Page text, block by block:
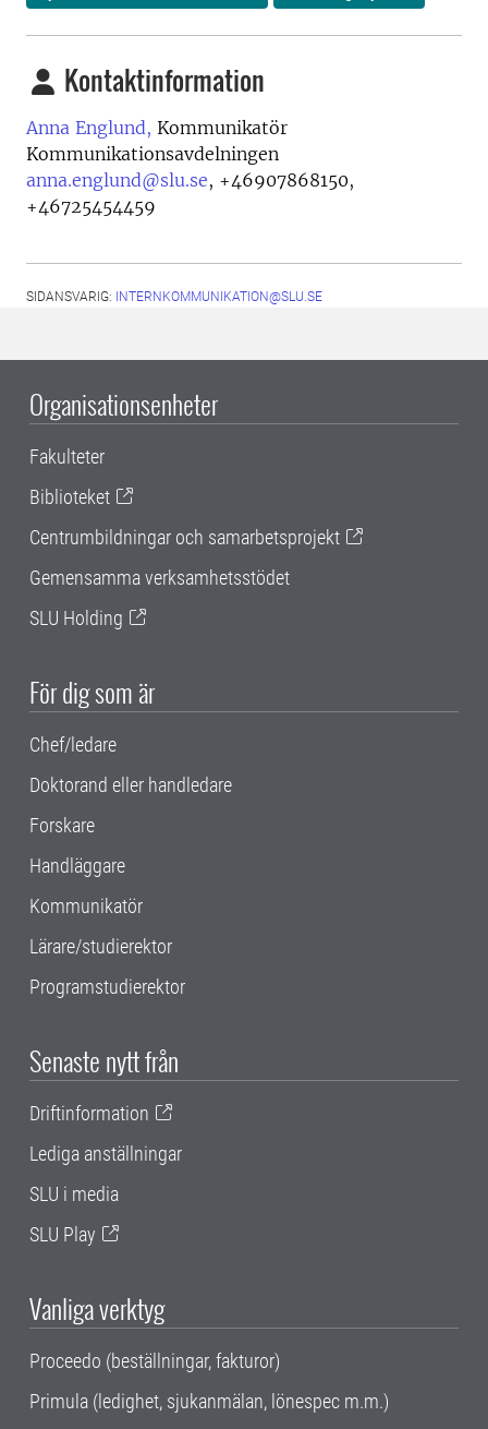
Kontaktinformation
Anna Englund, Kommunikatör
Kommunikationsavdelningen
anna.englund@slu.se, +46907868150,
+46725454459
SIDANSVARIG: INTERNKOMMUNIKATION@SLU.SE
Organisationsenheter
Fakulteter
Biblioteket
Centrumbildningar och samarbetsprojekt
Gemensamma verksamhetsstödet
SLU Holding
För dig som är
Chef/ledare
Doktorand eller handledare
Forskare
Handläggare
Kommunikatör
Lärare/studierektor
Programstudierektor
Senaste nytt från
Driftinformation
Lediga anställningar
SLU i media
SLU Play
Vanliga verktyg
Proceedo (beställningar, fakturor)
Primula (ledighet, sjukanmälan, lönespec m.m.)